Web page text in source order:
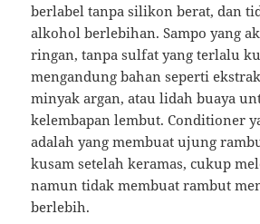
berlabel tanpa silikon berat, dan
alkohol berlebihan. Sampo yang
ringan, tanpa sulfat yang terlalu
mengandung bahan seperti
minyak argan, atau lidah buaya
kelembapan lembut. Conditioner
adalah yang membuat ujung
kusam setelah keramas, cukup
namun tidak membuat rambut
berlebih.